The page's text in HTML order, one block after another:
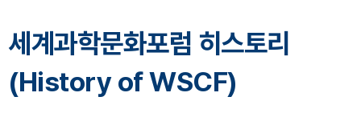
세계과학문화포럼 히스토리
(History of WSCF)